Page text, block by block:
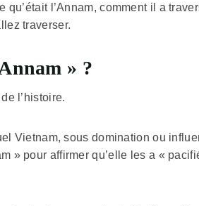
l’Annam, comment il a
traverser.
» ?
l’histoire.
Vietnam, sous domination ou
» pour affirmer qu’elle les a «